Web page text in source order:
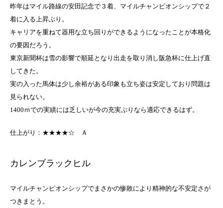
昨年はマイル路線の安田記念で３着、マイルチャンピオンシップで２
着に入る上昇ぶり。
キャリアを重ねて器用な立ち回りができるようになったことが本格化
の要因だろう。
東京新聞杯は雪の影響で順延となり出走を取り消し阪急杯に仕上げ直
してきた。
実の入った馬体は少し余裕がある印象も立ち姿は安定しており問題は
見られない。
1400ｍでの実績には乏しいが今の充実ぶりなら適応できるはず。
仕上がり：★★★★☆ Ａ
カレンブラックヒル
マイルチャンピオンシップでまさかの惨敗により精神的な不安定さが
つきまとう。